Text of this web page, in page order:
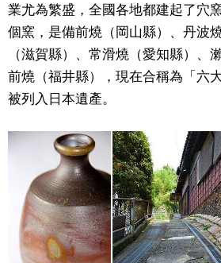
業尤為繁盛，全國各地都建起了穴
個窯，是備前燒（岡山縣）、丹波
（滋賀縣）、常滑燒（愛知縣）、
前燒（福井縣），現在合稱為「六
被列入日本遺產。